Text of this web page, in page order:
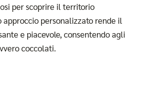
per scoprire il territorio
approccio personalizzato rende il
e piacevole, consentendo agli
coccolati.